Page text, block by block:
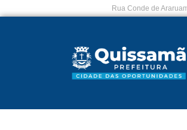
Rua Conde de